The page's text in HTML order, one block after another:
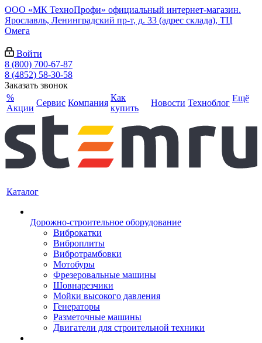
ООО «МК ТехноПрофи» официальный интернет-магазин.
Ярославль, Ленинградский пр-т, д. 33 (адрес склада), ТЦ
Омега
Войти
8 (800) 700-67-87
8 (4852) 58-30-58
Заказать звонок
%
Акции
Сервис Компания
Как
купить
Новости Техноблог Ещё
Каталог
Дорожно-строительное оборудование
Виброкатки
Виброплиты
Вибротрамбовки
Мотобуры
Фрезеровальные машины
Шовнарезчики
Мойки высокого давления
Генераторы
Разметочные машины
Двигатели для строительной техники